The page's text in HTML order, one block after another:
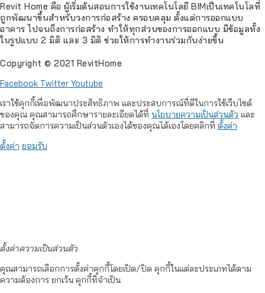
Revit Home คือ ผู้เริ่มต้นสอนการใช้งานเทคโนโลยี BIMเป็นเทคโนโลที่
ถูกพัฒนาขึ้นสำหรับวงการก่อสร้าง ครอบคลุม ตั้งแต่การออกแบบ
อาคาร ไปจนถึงการก่อสร้าง ทำให้ทุกส่วนของการออกแบบ มีข้อมูลทั้ง
ในรูปแบบ 2 มิติ และ 3 มิติ ช่วยให้การทำงานร่วมกันง่ายขึ้น
Copyright © 2021 RevitHome
Facebook Twitter Youtube
เราใช้คุกกี้เพื่อพัฒนาประสิทธิภาพ และประสบการณ์ที่ดีในการใช้เว็บไซต์
ของคุณ คุณสามารถศึกษารายละเอียดได้ที่ นโยบายความเป็นส่วนตัว และ
สามารถจัดการความเป็นส่วนตัวเองได้ของคุณได้เองโดยคลิกที่ ตั้งค่า
ตั้งค่า ยอมรับ
ตั้งค่าความเป็นส่วนตัว
คุณสามารถเลือกการตั้งค่าคุกกี้โดยเปิด/ปิด คุกกี้ในแต่ละประเภทได้ตาม
ความต้องการ ยกเว้น คุกกี้ที่จำเป็น